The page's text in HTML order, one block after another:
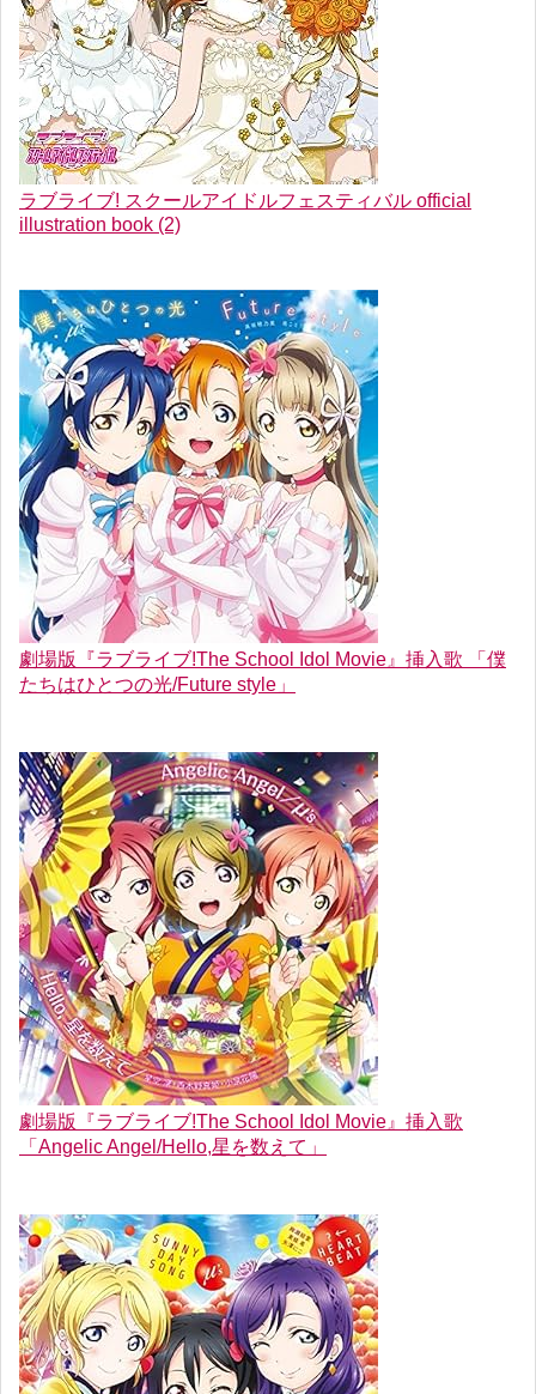
ラブライブ! スクールアイドルフェスティバル official
illustration book (2)
劇場版『ラブライブ!The School Idol Movie』挿入歌 「僕
たちはひとつの光/Future style」
劇場版『ラブライブ!The School Idol Movie』挿入歌
「Angelic Angel/Hello,星を数えて」